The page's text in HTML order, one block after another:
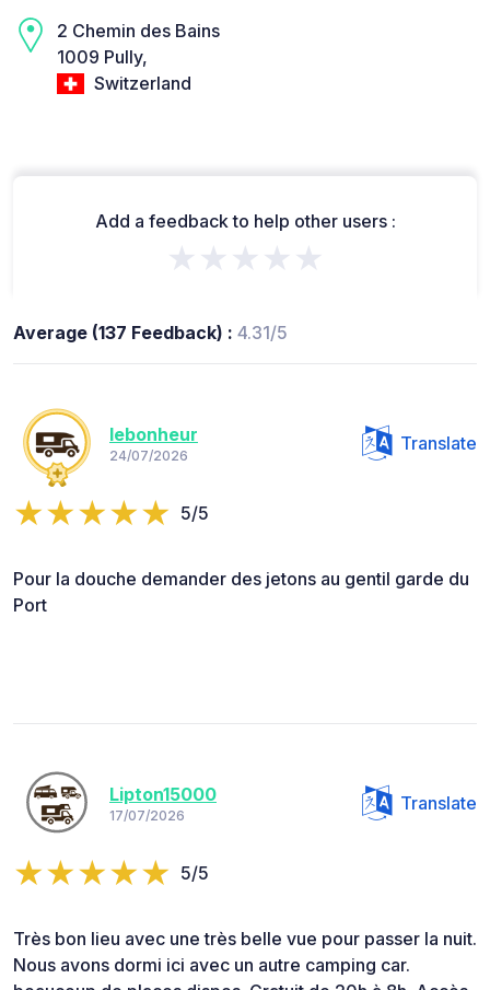
2 Chemin des Bains
1009 Pully,
Switzerland
Add a feedback to help other users :
★★★★★
Average (137 Feedback) : 4.31/5
lebonheur
24/07/2026
Translate
5/5
Pour la douche demander des jetons au gentil garde du
Port
Lipton15000
17/07/2026
Translate
5/5
Très bon lieu avec une très belle vue pour passer la nuit.
Nous avons dormi ici avec un autre camping car.